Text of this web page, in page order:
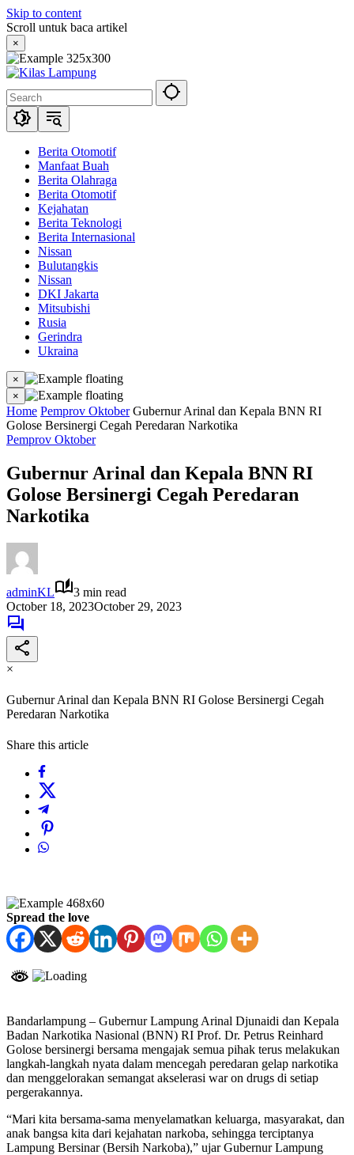
Skip to content
Scroll untuk baca artikel
×
Berita Otomotif
Manfaat Buah
Berita Olahraga
Berita Otomotif
Kejahatan
Berita Teknologi
Berita Internasional
Nissan
Bulutangkis
Nissan
DKI Jakarta
Mitsubishi
Rusia
Gerindra
Ukraina
×
×
Home Pemprov Oktober Gubernur Arinal dan Kepala BNN RI
Golose Bersinergi Cegah Peredaran Narkotika
Pemprov Oktober
Gubernur Arinal dan Kepala BNN RI
Golose Bersinergi Cegah Peredaran
Narkotika
adminKL
3 min read
October 18, 2023October 29, 2023
×
Gubernur Arinal dan Kepala BNN RI Golose Bersinergi Cegah
Peredaran Narkotika
Share this article
Spread the love
Bandarlampung – Gubernur Lampung Arinal Djunaidi dan Kepala
Badan Narkotika Nasional (BNN) RI Prof. Dr. Petrus Reinhard
Golose bersinergi bersama mengajak semua pihak terus melakukan
langkah-langkah nyata dalam mencegah peredaran gelap narkotika
dan menggelorakan semangat akselerasi war on drugs di setiap
pergerakannya.
“Mari kita bersama-sama menyelamatkan keluarga, masyarakat, dan
anak bangsa kita dari kejahatan narkoba, sehingga terciptanya
Lampung Bersinar (Bersih Narkoba),” ujar Gubernur Lampung